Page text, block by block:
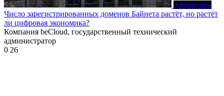
Аналитика
Число зарегистрированных доменов Байнета растёт, но растёт
ли цифровая экономика?
Компания beCloud, государственный технический
администратор
0 26